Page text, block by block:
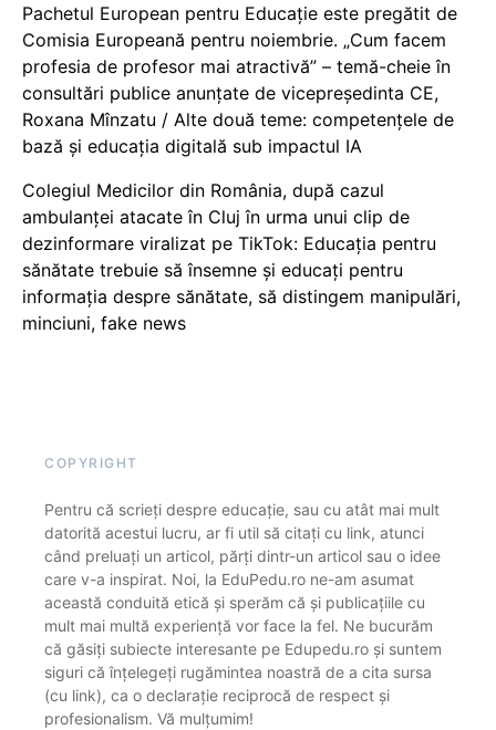
Pachetul European pentru Educație este pregătit de
Comisia Europeană pentru noiembrie. „Cum facem
profesia de profesor mai atractivă” – temă-cheie în
consultări publice anunțate de vicepreședinta CE,
Roxana Mînzatu / Alte două teme: competențele de
bază și educația digitală sub impactul IA
Colegiul Medicilor din România, după cazul
ambulanței atacate în Cluj în urma unui clip de
dezinformare viralizat pe TikTok: Educația pentru
sănătate trebuie să însemne și educați pentru
informația despre sănătate, să distingem manipulări,
minciuni, fake news
COPYRIGHT
Pentru că scrieți despre educație, sau cu atât mai mult
datorită acestui lucru, ar fi util să citați cu link, atunci
când preluați un articol, părți dintr-un articol sau o idee
care v-a inspirat. Noi, la EduPedu.ro ne-am asumat
această conduită etică și sperăm că și publicațiile cu
mult mai multă experiență vor face la fel. Ne bucurăm
că găsiți subiecte interesante pe Edupedu.ro și suntem
siguri că înțelegeți rugămintea noastră de a cita sursa
(cu link), ca o declarație reciprocă de respect și
profesionalism. Vă mulțumim!